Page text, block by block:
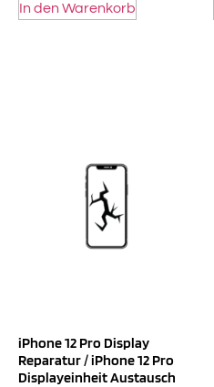
In den Warenkorb
iPhone 12 Pro Display
Reparatur / iPhone 12 Pro
Displayeinheit Austausch